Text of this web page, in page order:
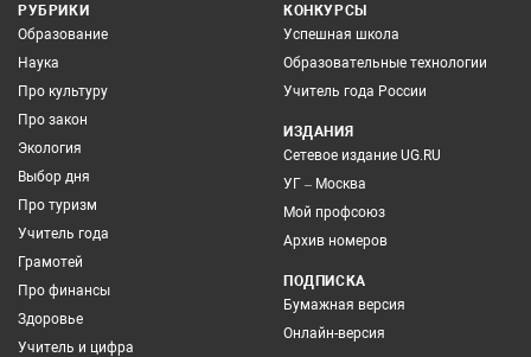
РУБРИКИ
Образование
Наука
Про культуру
Про закон
Экология
Выбор дня
Про туризм
Учитель года
Грамотей
Про финансы
Здоровье
Учитель и цифра
КОНКУРСЫ
Успешная школа
Образовательные технологии
Учитель года России
ИЗДАНИЯ
Сетевое издание UG.RU
УГ – Москва
Мой профсоюз
Архив номеров
ПОДПИСКА
Бумажная версия
Онлайн-версия